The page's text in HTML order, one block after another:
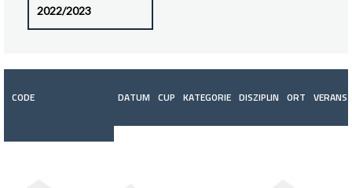
CODE DATUM CUP KATEGORIE DISZIPLIN ORT